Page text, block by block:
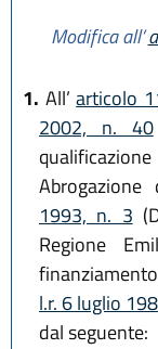
Modifica all’
1. All’articolo
2002, n. 40
Abrogazione
1993, n. 3
Regione
l.r. 6 luglio
dal seguente: